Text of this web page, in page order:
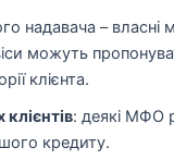
надавача – власні
можуть
клієнта.
: деякі МФО
кредиту.